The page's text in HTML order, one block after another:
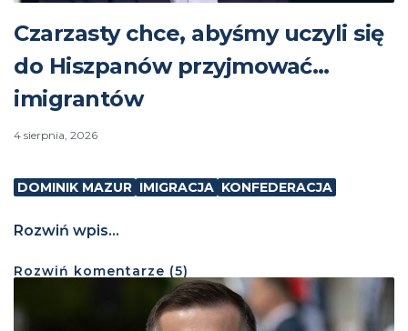
Czarzasty chce, abyśmy uczyli się
do Hiszpanów przyjmować…
imigrantów
4 sierpnia, 2026
DOMINIK MAZUR IMIGRACJA KONFEDERACJA
Rozwiń wpis...
Rozwiń komentarze (5)